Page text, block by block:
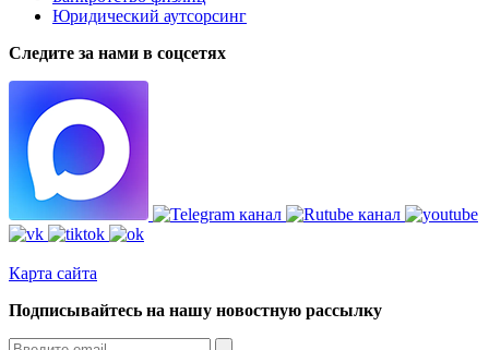
Юридический аутсорсинг
Следите за нами в соцсетях
Карта сайта
Подписывайтесь на нашу новостную рассылку